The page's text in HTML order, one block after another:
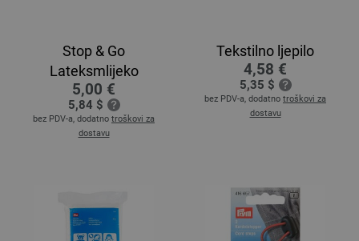
Stop & Go
Lateksmlijeko
5,00 €
5,84 $
bez PDV-a, dodatno troškovi za
dostavu
Tekstilno ljepilo
4,58 €
5,35 $
bez PDV-a, dodatno troškovi za
dostavu